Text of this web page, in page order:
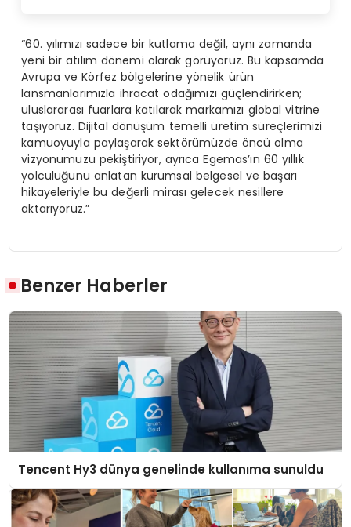
“60. yılımızı sadece bir kutlama değil, aynı zamanda
yeni bir atılım dönemi olarak görüyoruz. Bu kapsamda
Avrupa ve Körfez bölgelerine yönelik ürün
lansmanlarımızla ihracat odağımızı güçlendirirken;
uluslararası fuarlara katılarak markamızı global vitrine
taşıyoruz. Dijital dönüşüm temelli üretim süreçlerimizi
kamuoyuyla paylaşarak sektörümüzde öncü olma
vizyonumuzu pekiştiriyor, ayrıca Egemas’ın 60 yıllık
yolculuğunu anlatan kurumsal belgesel ve başarı
hikayeleriyle bu değerli mirası gelecek nesillere
aktarıyoruz.”
Benzer Haberler
Tencent Hy3 dünya genelinde kullanıma sunuldu